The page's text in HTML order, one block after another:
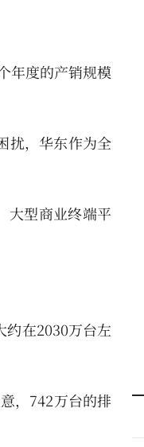
年度的产销规模
扰，华东作为全
大型商业终端平
约在2030万台左
，742万台的排